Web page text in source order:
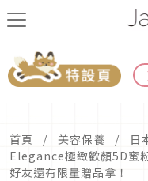
首頁 美容保養
日
Elegance極緻歡顏5D蜜
好友還有限量贈品拿！